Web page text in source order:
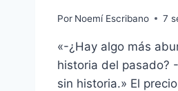
Por Noemí Escribano 7
«-¿Hay algo más
historia del pasado?
sin historia.» El